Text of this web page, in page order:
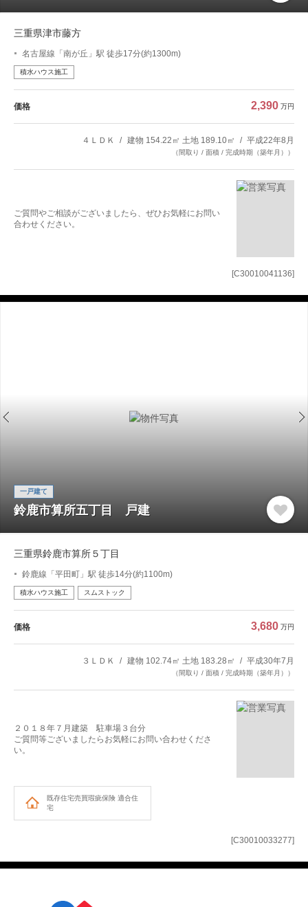
[C30010041136]
三重県津市藤方
名古屋線「南が丘」駅 徒歩17分(約1300m)
積水ハウス施工
価格 2,390 万円
４ＬＤＫ 建物 154.22㎡ 土地 189.10㎡ 平成22年8月
（間取り / 面積 / 完成時期（築年月））
ご質問やご相談がございましたら、ぜひお気軽にお問い
合わせください。
既存住宅売買瑕疵保険 適合住
宅
[C30010033277]
一戸建て
鈴鹿市算所五丁目 戸建
三重県鈴鹿市算所５丁目
鈴鹿線「平田町」駅 徒歩14分(約1100m)
積水ハウス施工 スムストック
価格 3,680 万円
３ＬＤＫ 建物 102.74㎡ 土地 183.28㎡ 平成30年7月
（間取り / 面積 / 完成時期（築年月））
２０１８年７月建築 駐車場３台分
ご質問等ございましたらお気軽にお問い合わせくださ
い。